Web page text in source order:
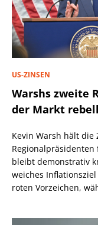
US-ZINSEN
Warshs zweite
der Markt
Kevin Warsh hält die
bleibt demonstrativ
weiches
roten Vorzeichen,